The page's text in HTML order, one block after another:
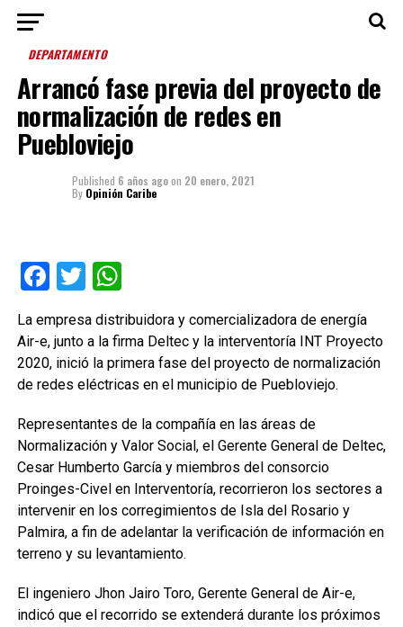
DEPARTAMENTO
Arrancó fase previa del proyecto de
normalización de redes en
Puebloviejo
Published 6 años agoon 20 enero, 2021
By Opinión Caribe
Facebook
TwitterWhatsApp
La empresa distribuidora y comercializadora de energía
Air-e, junto a la firma Deltec y la interventoría INT Proyecto
2020, inició la primera fase del proyecto de normalización
de redes eléctricas en el municipio de Puebloviejo.
Representantes de la compañía en las áreas de
Normalización y Valor Social, el Gerente General de Deltec,
Cesar Humberto García y miembros del consorcio
Proinges-Civel en Interventoría, recorrieron los sectores a
intervenir en los corregimientos de Isla del Rosario y
Palmira, a fin de adelantar la verificación de información en
terreno y su levantamiento.
El ingeniero Jhon Jairo Toro, Gerente General de Air-e,
indicó que el recorrido se extenderá durante los próximos